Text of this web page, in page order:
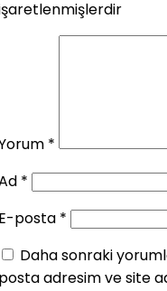
*
*
posta *
Daha sonraki
adresim ve site